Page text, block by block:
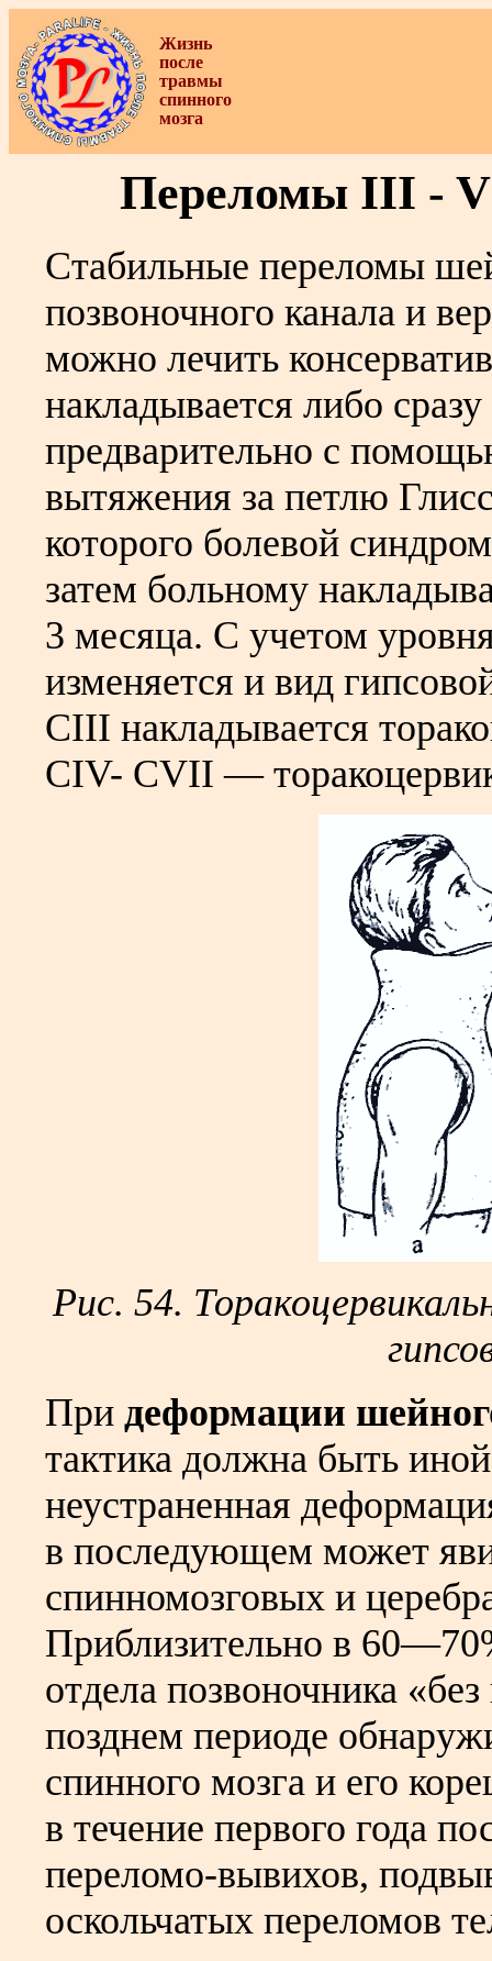
Жизнь
после
травмы
спинного
мозга
Переломы III -
Стабильные переломы
позвоночного канала и
можно лечить
накладывается либо
предварительно с
вытяжения за петлю
которого болевой
затем больному
3 месяца. С учетом
изменяется и вид
CIII накладывается
CIV- CVII —
Рис. 54.
При деформации
тактика должна быть
неустраненная
в последующем может
спинномозговых и
Приблизительно в
отдела позвоночника
позднем периоде
спинного мозга и его
в течение первого года
переломо-вывихов,
оскольчатых переломов